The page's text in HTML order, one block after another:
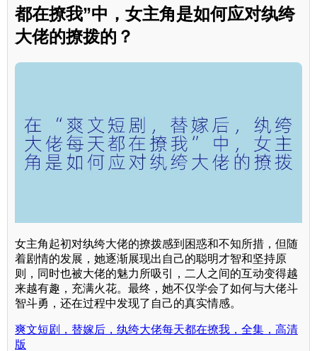
都在撩我”中，女主角是如何应对纨绔
大佬的撩拨的？
女主角起初对纨绔大佬的撩拨感到困惑和不知所措，但随
着剧情的发展，她逐渐展现出自己的聪明才智和坚持原
则，同时也被大佬的魅力所吸引，二人之间的互动变得越
来越有趣，充满火花。最终，她不仅学会了如何与大佬斗
智斗勇，还在过程中发现了自己的真实情感。
爽文短剧，替嫁后，纨绔大佬每天都在撩我，全集，高清
版